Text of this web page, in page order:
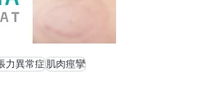
力異常症肌肉痙攣